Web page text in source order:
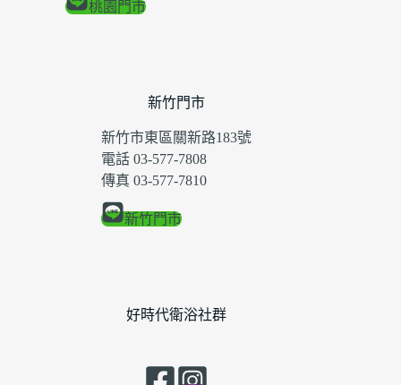
桃園門市
新竹門市
新竹市東區關新路183號
電話 03-577-7808
傳真 03-577-7810
新竹門市
好時代衛浴社群